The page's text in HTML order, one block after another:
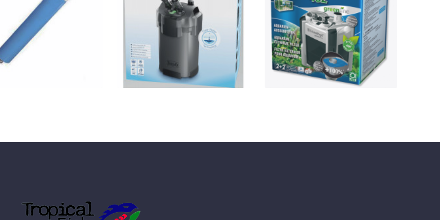
Nettó ár: 9,606 Ft
RO membrán
150GDP
GYORSNÉZET
MátrixTrop
KOSÁRBA
GYORSNÉZET
töltettel
KOSÁRBA
GYORSNÉZET